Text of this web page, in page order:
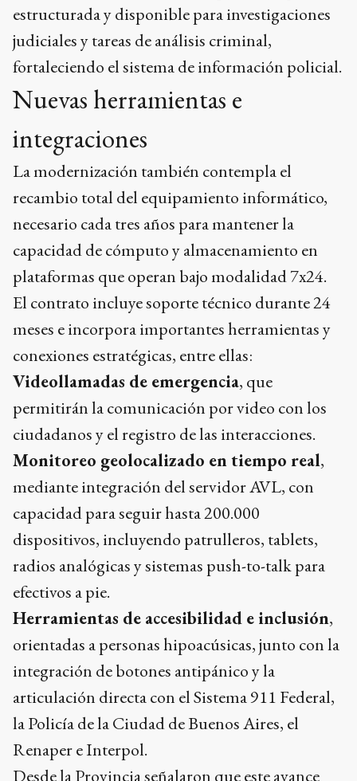
estructurada y disponible para investigaciones
judiciales y tareas de análisis criminal,
fortaleciendo el sistema de información policial.
Nuevas herramientas e
integraciones
La modernización también contempla el
recambio total del equipamiento informático,
necesario cada tres años para mantener la
capacidad de cómputo y almacenamiento en
plataformas que operan bajo modalidad 7x24.
El contrato incluye soporte técnico durante 24
meses e incorpora importantes herramientas y
conexiones estratégicas, entre ellas:
Videollamadas de emergencia, que
permitirán la comunicación por video con los
ciudadanos y el registro de las interacciones.
Monitoreo geolocalizado en tiempo real,
mediante integración del servidor AVL, con
capacidad para seguir hasta 200.000
dispositivos, incluyendo patrulleros, tablets,
radios analógicas y sistemas push-to-talk para
efectivos a pie.
Herramientas de accesibilidad e inclusión,
orientadas a personas hipoacúsicas, junto con la
integración de botones antipánico y la
articulación directa con el Sistema 911 Federal,
la Policía de la Ciudad de Buenos Aires, el
Renaper e Interpol.
Desde la Provincia señalaron que este avance